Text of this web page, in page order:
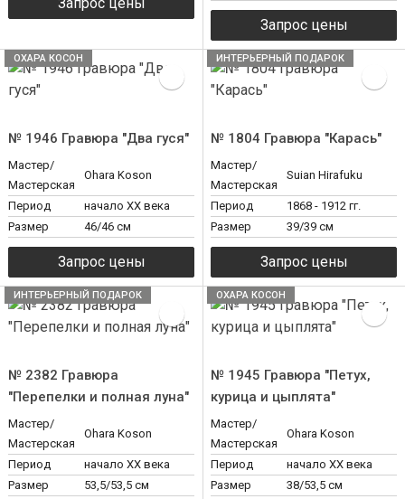
№ 1946 Гравюра "Два гуся"
Мастер/
Мастерская
Ohara Koson
Период
начало XX века
Размер
46/46 см
ОХАРА КОСОН
№ 1804 Гравюра "Карась"
Мастер/
Мастерская
Suian Hirafuku
Период
1868 - 1912 гг.
Размер
39/39 см
ИНТЕРЬЕРНЫЙ ПОДАРОК
№ 2382 Гравюра
"Перепелки и полная луна"
Мастер/
Мастерская
Ohara Koson
Период
начало XX века
Размер
53,5/53,5 см
ИНТЕРЬЕРНЫЙ ПОДАРОК
№ 1945 Гравюра "Петух,
курица и цыплята"
Мастер/
Мастерская
Ohara Koson
Период
начало XX века
Размер
38/53,5 см
ОХАРА КОСОН